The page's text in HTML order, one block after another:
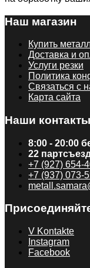
Наш магазин
Купить
Доставка и
Услуги резки
Политика
Связаться с
Карта сайта
Наши контакты
8:00 - 20:00
22
+7 (927) 654-
+7 (937) 073-
V Kontakte
Instagram
Facebook